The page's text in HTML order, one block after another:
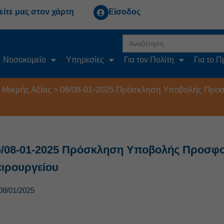
μας στον χάρτη Είσοδος
for:
Νοσοκομείο
Υπηρεσίες Για τον Πολίτη Για το
Αξίας > 06/08-01-2025 Πρόσκληση Υποβολής
08-01-2025 Πρόσκληση Υποβολής
01/2025